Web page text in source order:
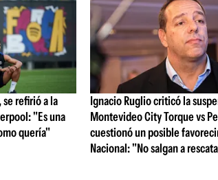
se refirió a la
"Es una
quería"
Ignacio Ruglio criticó la
Montevideo City Torque vs
cuestionó un posible
Nacional: "No salgan a